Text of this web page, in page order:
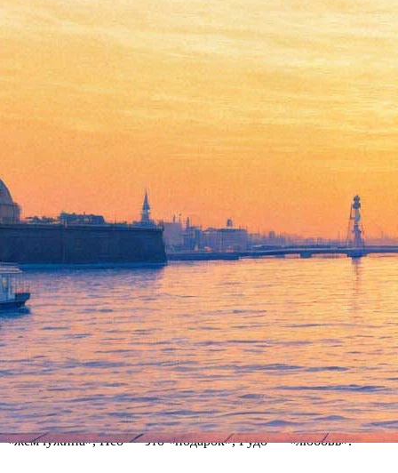
Нео, Лулу и Рудо: в
Ленинградском Зоопарке
огласили имена львят и
объяснили свой выбор
Версия для печати
Трое африканских львят, которые родились 10 декабря в
Ленинградском зоопарке, получили имена. Как назвать
детенышей, решали сами посетители зоосада. Все желающие с
12 по 27 февраля могли опускать записки со своими
вариантами в ящик, установленный рядом с вольером в
павильоне «Хищные звери». Перед подведением итогов
сотрудники обнаружили в нем 603 записки.
Наиболее привлекательной для администрации оказалась идея
с африканскими именами. На языке суахили Лулу означает
«жемчужина», Нео — это «подарок», Рудо — «любовь».